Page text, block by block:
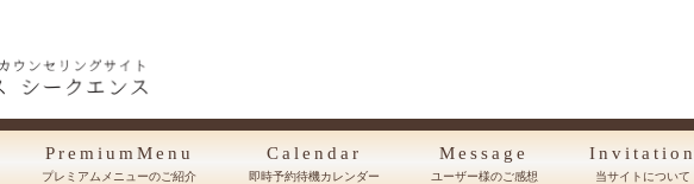
PremiumMenu
プレミアムメニューのご紹介
Calendar
即時予約待機カレンダー
Message
ユーザー様のご感想
Invitation
当サイトについて